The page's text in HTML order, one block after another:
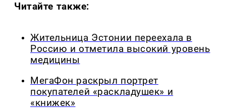
Читайте также:
Жительница Эстонии переехала в
Россию и отметила высокий уровень
медицины
МегаФон раскрыл портрет
покупателей «раскладушек» и
«книжек»